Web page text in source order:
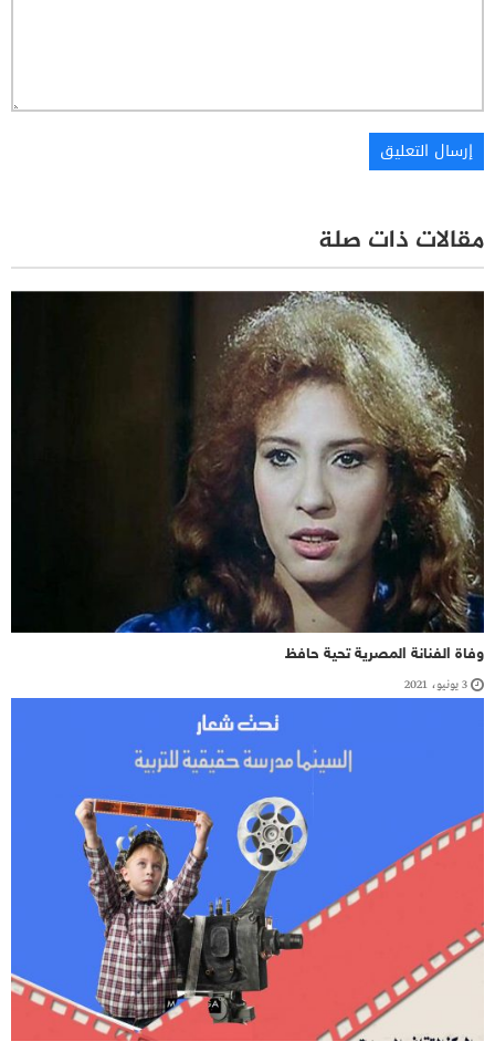
مقالات ذات صلة
وفاة الفنانة المصرية تحية حافظ
3 يونيو، 2021